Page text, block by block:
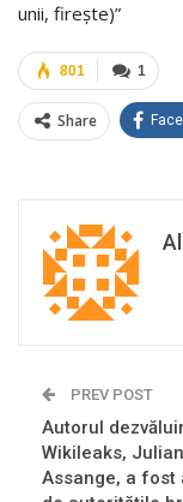
unii, firește)”
1
801
Share
PREV POST
Autorul
Wikileaks, Julian
Assange, a fost